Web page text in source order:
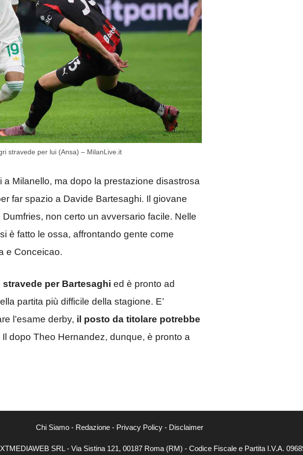
stravede per lui (Ansa) – MilanLive.it
a Milanello, ma dopo la prestazione disastrosa
far spazio a Davide Bartesaghi. Il giovane
non certo un avversario facile. Nelle
è fatto le ossa, affrontando gente come
e Conceicao.
per Bartesaghi ed è pronto ad
partita più difficile della stagione. E’
l’esame derby, il posto da titolare potrebbe
Il dopo Theo Hernandez, dunque, è pronto a
Chi Siamo- Redazione- Privacy Policy- Disclaimer
SRL - Via Sistina 121, 00187 Roma (RM) - Codice Fiscale e Partita I.V.A.